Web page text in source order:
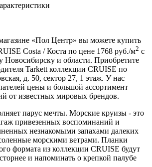
«Пол Центр» вы можете купить
Costa / Коста по цене 1768 руб./м2 с
Новосибирску и области. Приобретите
Tarkett коллекции CRUISE по
д. 50, сектор 27, 1 этаж. У нас
цены и большой ассортимент
от известных мировых брендов.
парус мечты. Морские круизы - это
привезенных воспоминаний и
незнакомыми запахами далеких
морскими ветрами. Планки
формата из коллекции CRUISE будут
и напоминать о крепкой палубе